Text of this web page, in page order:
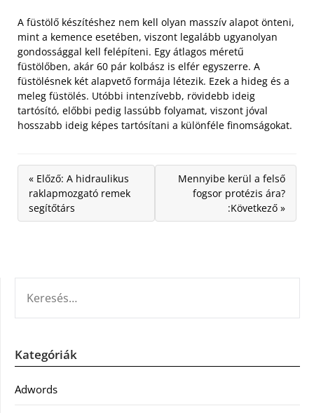
A füstölő készítéshez nem kell olyan masszív alapot önteni,
mint a kemence esetében, viszont legalább ugyanolyan
gondossággal kell felépíteni. Egy átlagos méretű
füstölőben, akár 60 pár kolbász is elfér egyszerre. A
füstölésnek két alapvető formája létezik. Ezek a hideg és a
meleg füstölés. Utóbbi intenzívebb, rövidebb ideig
tartósító, előbbi pedig lassúbb folyamat, viszont jóval
hosszabb ideig képes tartósítani a különféle finomságokat.
« Előző: A hidraulikus
raklapmozgató remek
segítőtárs
Mennyibe kerül a felső
fogsor protézis ára?
:Következő »
Kategóriák
Adwords